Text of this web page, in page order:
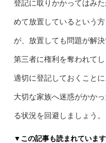
登記に取りかかってはみ
めて放置しているという
が、放置しても問題が解
第三者に権利を奪われて
適切に登記しておくこと
大切な家族へ迷惑がかか
る状況を回避しましょう。
▼この記事も読まれています